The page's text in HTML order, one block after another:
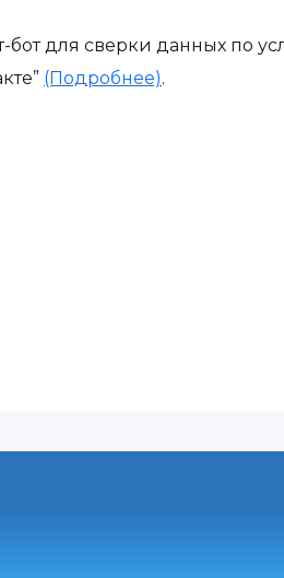
для сверки данных по
(Подробнее).